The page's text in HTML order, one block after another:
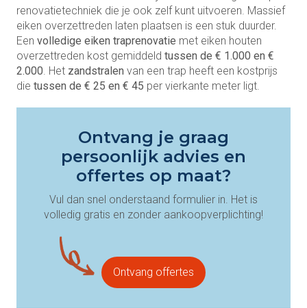
renovatietechniek die je ook zelf kunt uitvoeren. Massief
eiken overzettreden laten plaatsen is een stuk duurder.
Een volledige eiken traprenovatie met eiken houten
overzettreden kost gemiddeld tussen de € 1.000 en €
2.000. Het zandstralen van een trap heeft een kostprijs
die tussen de € 25 en € 45 per vierkante meter ligt.
Ontvang je graag
persoonlijk advies en
offertes op maat?
Vul dan snel onderstaand formulier in. Het is
volledig gratis en zonder aankoopverplichting!
Ontvang offertes